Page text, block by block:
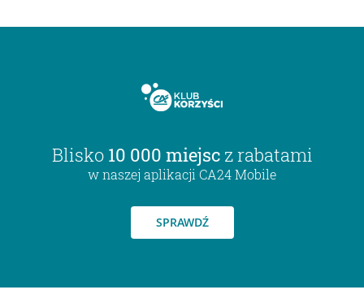
Blisko 10 000 miejsc z rabatami
w naszej aplikacji CA24 Mobile
SPRAWDŹ